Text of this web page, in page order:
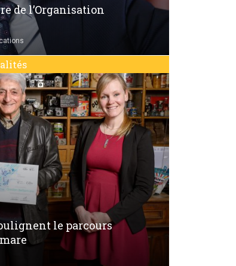
de l’Organisation
le parcours